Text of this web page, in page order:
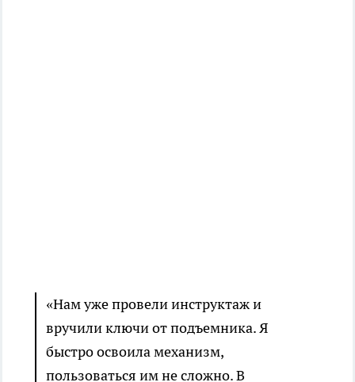
«Нам уже провели инструктаж и
вручили ключи от подъемника. Я
быстро освоила механизм,
пользоваться им не сложно. В